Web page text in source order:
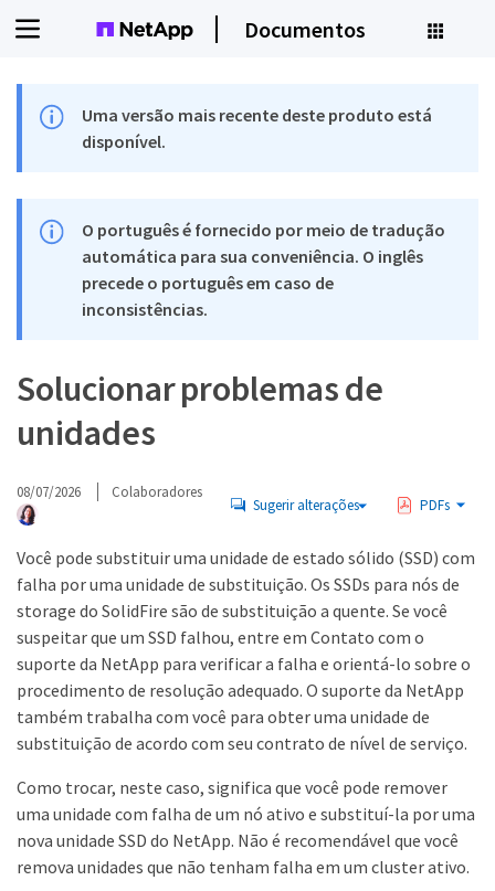
Documentos
Uma versão mais recente deste produto está
disponível.
O português é fornecido por meio de tradução
automática para sua conveniência. O inglês
precede o português em caso de
inconsistências.
Solucionar problemas de
unidades
08/07/2026 Colaboradores
Sugerir alterações PDFs
Você pode substituir uma unidade de estado sólido (SSD) com
falha por uma unidade de substituição. Os SSDs para nós de
storage do SolidFire são de substituição a quente. Se você
suspeitar que um SSD falhou, entre em Contato com o
suporte da NetApp para verificar a falha e orientá-lo sobre o
procedimento de resolução adequado. O suporte da NetApp
também trabalha com você para obter uma unidade de
substituição de acordo com seu contrato de nível de serviço.
Como trocar, neste caso, significa que você pode remover
uma unidade com falha de um nó ativo e substituí-la por uma
nova unidade SSD do NetApp. Não é recomendável que você
remova unidades que não tenham falha em um cluster ativo.